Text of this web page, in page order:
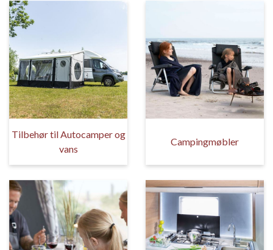
Tilbehør til Autocamper og
vans
Campingmøbler